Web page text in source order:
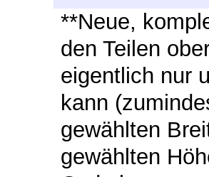
**Neue,
den Teilen
eigentlich nur
kann
gewählten
gewählten